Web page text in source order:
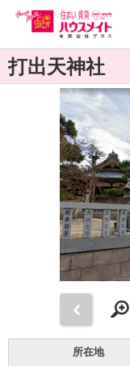
打出天神社
所在地